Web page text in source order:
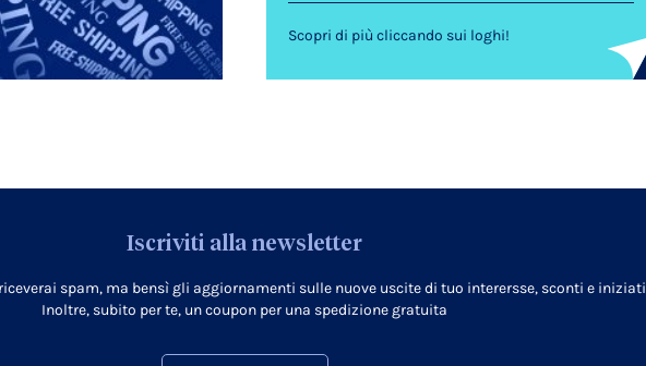
Scopri di più cliccando sui loghi!
Iscriviti alla newsletter
spam, ma bensì gli aggiornamenti sulle nuove uscite di tuo interersse, sconti e
Inoltre, subito per te, un coupon per una spedizione gratuita